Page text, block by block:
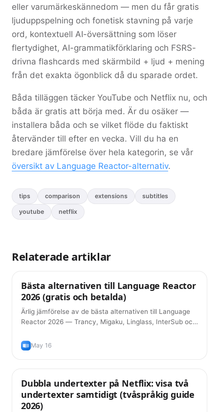
eller varumärkeskännedom — men du får gratis
ljuduppspelning och fonetisk stavning på varje
ord, kontextuell AI-översättning som löser
flertydighet, AI-grammatikförklaring och FSRS-
drivna flashcards med skärmbild + ljud + mening
från det exakta ögonblick då du sparade ordet.
Båda tilläggen täcker YouTube och Netflix nu, och
båda är gratis att börja med. Är du osäker —
installera båda och se vilket flöde du faktiskt
återvänder till efter en vecka. Vill du ha en
bredare jämförelse över hela kategorin, se vår
översikt av Language Reactor-alternativ.
tips comparison extensions subtitles
youtube netflix
Relaterade artiklar
Tips
Bästa alternativen till Language Reactor
2026 (gratis och betalda)
Ärlig jämförelse av de bästa alternativen till Language
Reactor 2026 — Trancy, Migaku, Linglass, InterSub och
arbetsflöde.
May 16
Tips
Dubbla undertexter på Netflix: visa två
undertexter samtidigt (tvåspråkig guide
2026)